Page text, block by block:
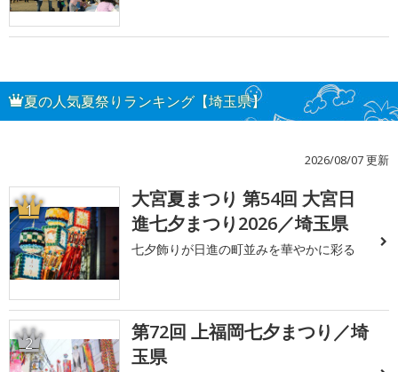
夏の人気夏祭りランキング【埼玉県】
2026/08/07 更新
1
大宮夏まつり 第54回 大宮日
進七夕まつり2026／埼玉県
七夕飾りが日進の町並みを華やかに彩る
2
第72回 上福岡七夕まつり／埼
玉県